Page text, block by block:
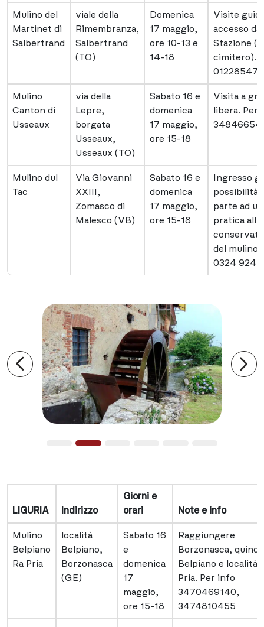
Mulino del
Martinet di
Salbertrand
viale della
Rimembranza,
Salbertrand
(TO)
Domenica
17 maggio,
ore 10-13 e
14-18
Visite
accesso da
Stazione
cimitero).
Mulino
Canton di
Usseaux
via della
Lepre,
borgata
Usseaux,
Usseaux (TO)
Sabato 16 e
domenica
17 maggio,
ore 15-18
Visita a
libera. Per
Mulino dul
Tac
Via Giovanni
XXIII,
Zomasco di
Malesco (VB)
Sabato 16 e
domenica
17 maggio,
ore 15-18
Ingresso
possibilità
parte ad
pratica
del mulino.
0324
Precedente
LIGURIA Indirizzo
Giorni e
orari
Note e info
Mulino
Belpiano
Ra Pria
località
Belpiano,
Borzonasca
(GE)
Sabato 16
e
domenica
17
maggio,
ore 15-18
Raggiungere
Borzonasca, quindi
Belpiano e località
Pria. Per info
3470469140,
3474810455